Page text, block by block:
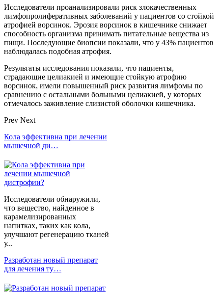
Исследователи проанализировали риск злокачественных
лимфопролиферативных заболеваний у пациентов со стойкой
атрофией ворсинок. Эрозия ворсинок в кишечнике снижает
способность организма принимать питательные вещества из
пищи. Последующие биопсии показали, что у 43% пациентов
наблюдалась подобная атрофия.
Результаты исследования показали, что пациенты,
страдающие целиакией и имеющие стойкую атрофию
ворсинок, имели повышенный риск развития лимфомы по
сравнению с остальными больными целиакией, у которых
отмечалось заживление слизистой оболочки кишечника.
Prev Next
Кола эффективна при лечении
мышечной ди…
Исследователи обнаружили,
что вещество, найденное в
карамелизированных
напитках, таких как кола,
улучшают регенерацию тканей
у...
Разработан новый препарат
для лечения ту…